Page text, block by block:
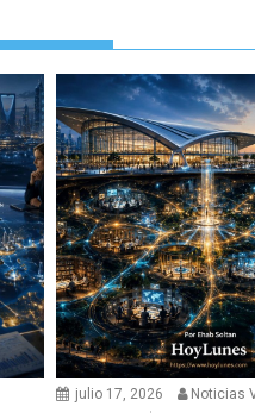
julio 17, 2026
Noticias